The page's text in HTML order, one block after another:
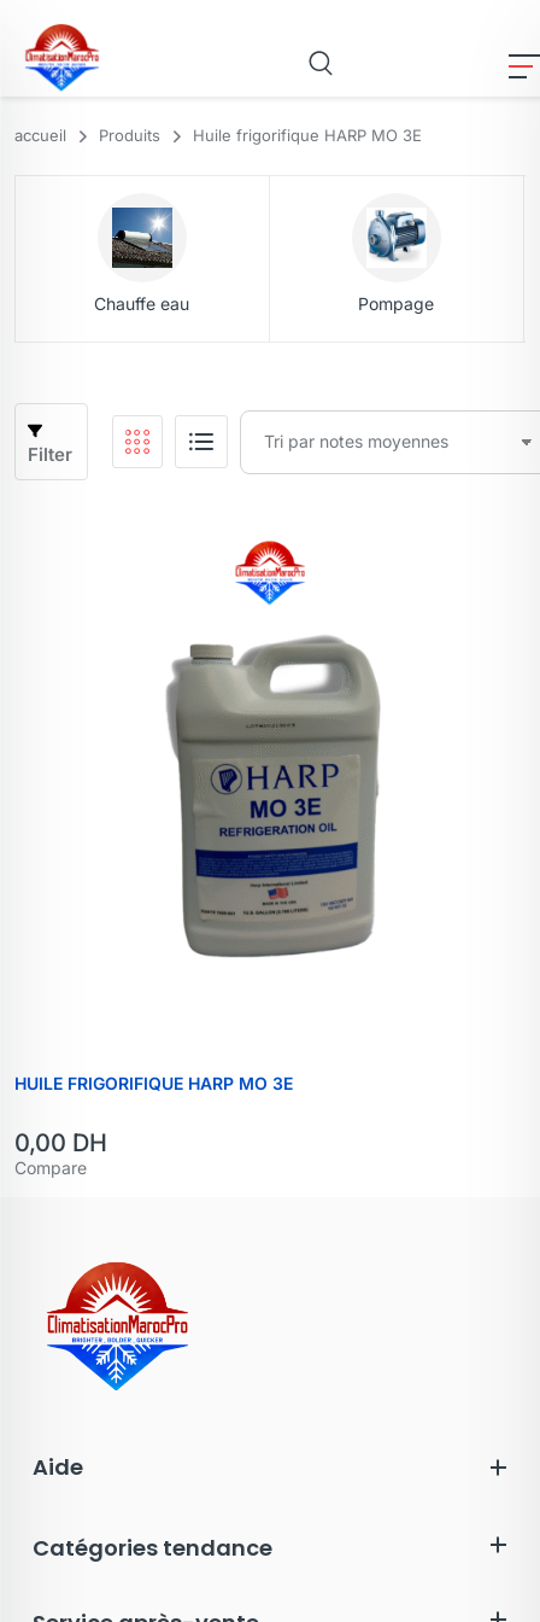
accueil Produits Huile frigorifique HARP MO 3E
Chauffe eau Pompage
Filter
HUILE FRIGORIFIQUE HARP MO 3E
0,00 DH
Compare
Aide
Catégories tendance